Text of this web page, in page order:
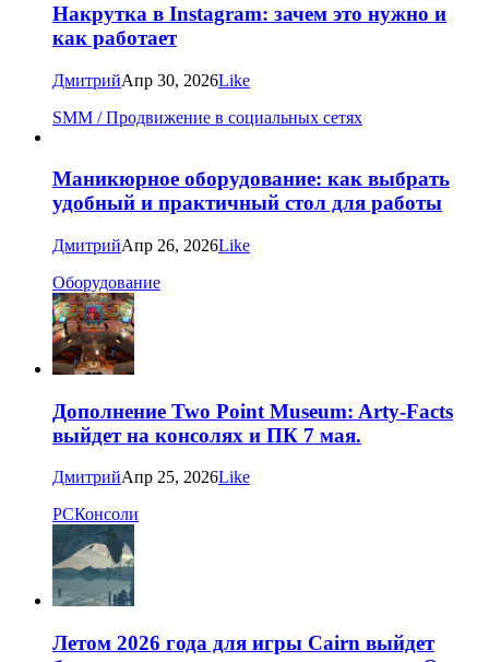
Накрутка в Instagram: зачем это нужно и
как работает
ДмитрийАпр 30, 2026Like
SMM / Продвижение в социальных сетях
Маникюрное оборудование: как выбрать
удобный и практичный стол для работы
ДмитрийАпр 26, 2026Like
Оборудование
Дополнение Two Point Museum: Arty-Facts
выйдет на консолях и ПК 7 мая.
ДмитрийАпр 25, 2026Like
PCКонсоли
Летом 2026 года для игры Cairn выйдет